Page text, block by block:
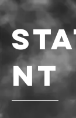
NT